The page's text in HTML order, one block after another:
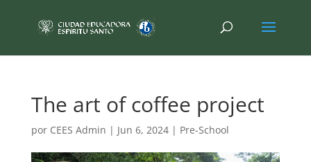
The art of coffee project
por CEES Admin | Jun 6, 2024| Pre-School